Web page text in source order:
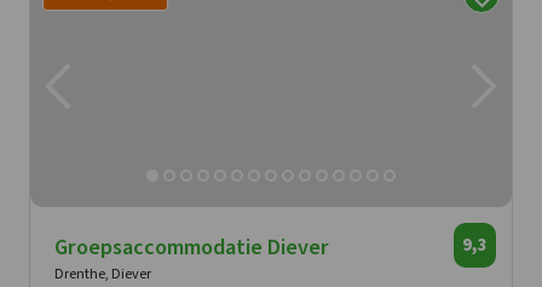
Groepsaccommodatie Diever
Drenthe, Diever
9,3